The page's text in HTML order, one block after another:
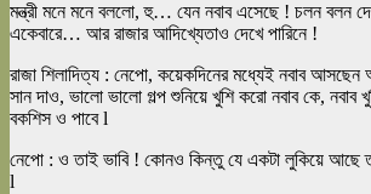
মন্ত্রী মনে মনে বললো, হু… যেন নবাব এসেছে ! চলন বলন
একেবারে… আর রাজার আদিখ্যেতাও দেখে পারিনে !
রাজা শিলাদিত্য : নেপো, কয়েকদিনের মধ্যেই নবাব
সান দাও, ভালো ভালো গল্প শুনিয়ে খুশি করো নবাব কে,
বকশিস ও পাবে l
নেপো : ও তাই ভাবি ! কোনও কিন্তু যে একটা লুকিয়ে আছে
l